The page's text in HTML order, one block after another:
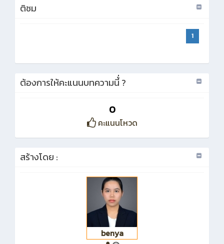
ติชม
1
ต้องการให้คะแนนบทความนี้่ ?
0
คะแนนโหวด
สร้างโดย :
benya